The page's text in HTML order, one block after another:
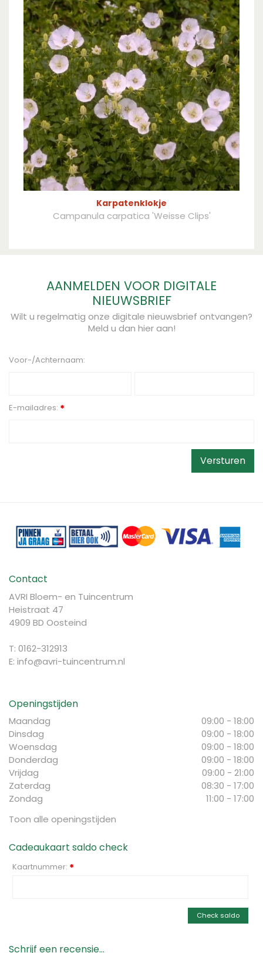
Karpatenklokje
Campanula carpatica 'Weisse Clips'
AANMELDEN VOOR DIGITALE
NIEUWSBRIEF
Wilt u regelmatig onze digitale nieuwsbrief ontvangen?
Meld u dan hier aan!
Voor-/Achternaam:
E-mailadres: *
Contact
AVRI Bloem- en Tuincentrum
Heistraat 47
4909 BD Oosteind
T: 0162-312913
E: info@avri-tuincentrum.nl
Openingstijden
Maandag
09:00 - 18:00
Dinsdag
09:00 - 18:00
Woensdag
09:00 - 18:00
Donderdag
09:00 - 18:00
Vrijdag
09:00 - 21:00
Zaterdag
08:30 - 17:00
Zondag
11:00 - 17:00
Toon alle openingstijden
Cadeaukaart saldo check
Kaartnummer: *
Check saldo
Schrijf een recensie...